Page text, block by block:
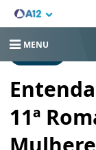
MENU
11ª